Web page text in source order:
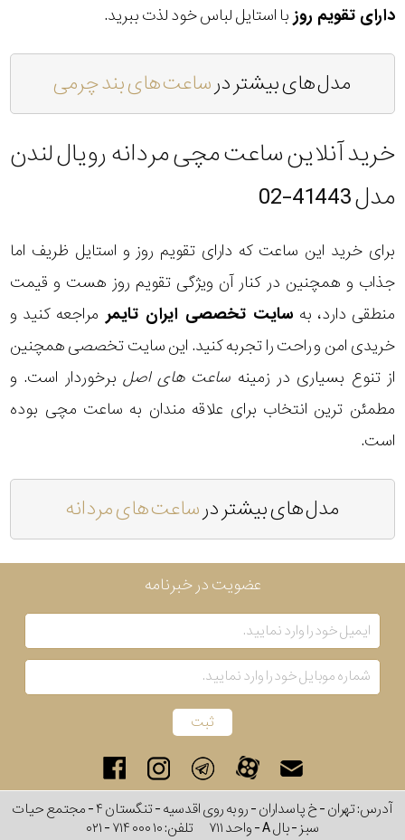
دارای تقویم روز با استایل لباس خود لذت ببرید.
مدل های بیشتر درساعت های بند چرمی
خرید آنلاین ساعت مچی مردانه رویال لندن
مدل 41443-02
برای خرید این ساعت که دارای تقویم روز و استایل ظریف اما
جذاب و همچنین در کنار آن ویژگی تقویم روز هست و قیمت
منطقی دارد، به سایت تخصصی ایران تایمر مراجعه کنید و
خریدی امن و راحت را تجربه کنید. این سایت تخصصی همچنین
از تنوع بسیاری در زمینه ساعت های اصل برخوردار است. و
مطمئن ترین انتخاب برای علاقه مندان به ساعت مچی بوده
است.
مدل های بیشتر درساعت های مردانه
عضویت در خبرنامه
آدرس: تهران - خ پاسداران - رو به روی اقدسیه - تنگستان ۴ - مجتمع حیات
سبز - بال A - واحد ۷۱۱
تلفن:۰۲۱ - ۷۱۴ ۰۰۰ ۱۰